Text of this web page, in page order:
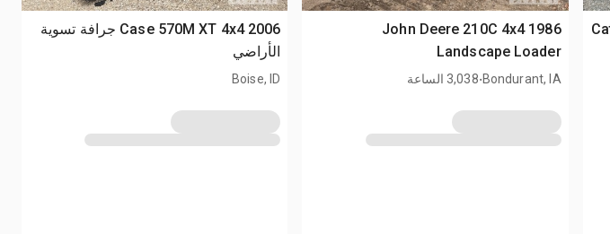
1986 John Deere 210C 4x4
Landscape Loader
Bondurant, IA
.3,038 الساعة
2006 Case 570M XT 4x4 جرافة تسوية
الأراضي
Boise, ID